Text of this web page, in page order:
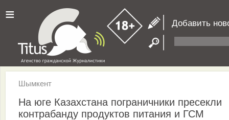
≡ Добавить
Шымкент
На юге Казахстана пограничники пресекли
контрабанду продуктов питания и ГСМ